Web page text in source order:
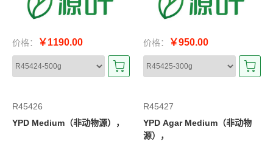
价格： ￥1190.00 价格： ￥950.00
R45426
YPD Medium（非动物源），
R45427
YPD Agar Medium（非动物
源），